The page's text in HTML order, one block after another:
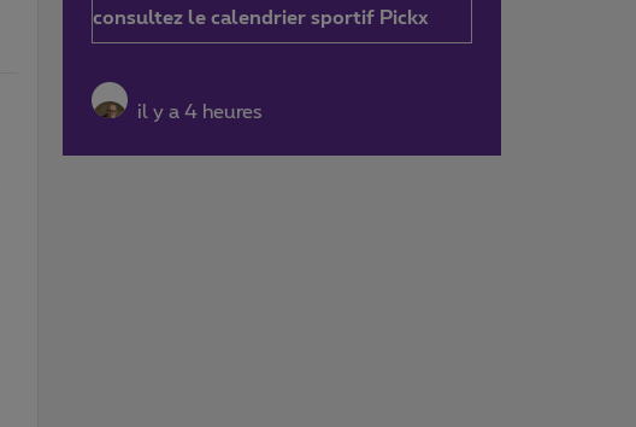
consultez le calendrier sportif Pickx
il y a 4 heures